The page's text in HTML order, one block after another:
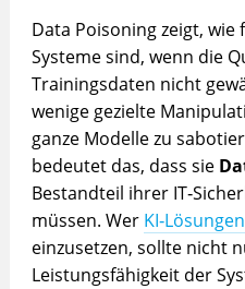
Data Poisoning zeigt, wie
Systeme sind, wenn die
Trainingsdaten nicht
wenige gezielte
ganze Modelle zu
bedeutet das, dass sie
Bestandteil ihrer
müssen. Wer KI‑Lösungen
einzusetzen, sollte nicht
Leistungsfähigkeit der